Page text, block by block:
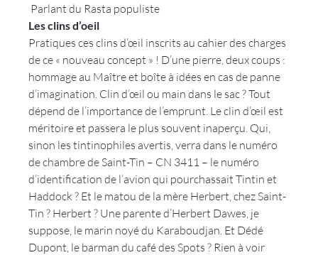
Parlant du Rasta populiste
Les clins d’oeil
Pratiques ces clins d’œil inscrits au cahier des charges
de ce « nouveau concept » ! D’une pierre, deux coups :
hommage au Maître et boîte à idées en cas de panne
d’imagination. Clin d’œil ou main dans le sac ? Tout
dépend de l’importance de l’emprunt. Le clin d’œil est
méritoire et passera le plus souvent inaperçu. Qui,
sinon les tintinophiles avertis, verra dans le numéro
de chambre de Saint-Tin – CN 3411 – le numéro
d’identification de l’avion qui pourchassait Tintin et
Haddock ? Et le matou de la mère Herbert, chez Saint-
Tin ? Herbert ? Une parente d’Herbert Dawes, je
suppose, le marin noyé du Karaboudjan. Et Dédé
Dupont, le barman du café des Spots ? Rien à voir